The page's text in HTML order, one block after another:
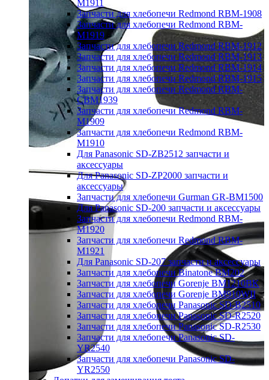
M1911
Запчасти для хлебопечи Redmond RBM-1908
Запчасти для хлебопечи Redmond RBM-
M1919
Запчасти для хлебопечи Redmond RBM-1912
Запчасти для хлебопечи Redmond RBM-1913
Запчасти для хлебопечи Redmond RBM-1914
Запчасти для хлебопечи Redmond RBM-1915
Запчасти для хлебопечи Redmond RBM-
CBM1939
Запчасти для хлебопечи Redmond RBM-
M1909
Запчасти для хлебопечи Redmond RBM-
M1910
Для Panasonic SD-ZB2512 запчасти и
аксессуары
Для Panasonic SD-ZP2000 запчасти и
аксессуары
Запчасти для хлебопечи Gurman GR-BM1500
Для Panasonic SD-200 запчасти и аксессуары
Запчасти для хлебопечи Redmond RBM-
M1920
Запчасти для хлебопечи Redmond RBM-
M1921
Для Panasonic SD-207 запчасти и аксессуары
Запчасти для хлебопечи Binatone BM202
Запчасти для хлебопечи Gorenje BM1210BK
Запчасти для хлебопечи Gorenje BM910WII
Запчасти для хлебопечи Panasonic SD-B2510
Запчасти для хлебопечи Panasonic SD-R2520
Запчасти для хлебопечи Panasonic SD-R2530
Запчасти для хлебопечи Panasonic SD-
YR2540
Запчасти для хлебопечи Panasonic SD-
YR2550